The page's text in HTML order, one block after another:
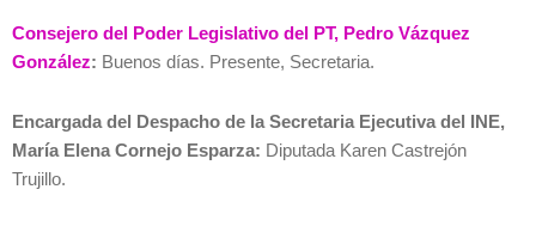
Consejero del Poder Legislativo del PT, Pedro Vázquez
González: Buenos días. Presente, Secretaria.
Encargada del Despacho de la Secretaria Ejecutiva del INE,
María Elena Cornejo Esparza: Diputada Karen Castrejón
Trujillo.